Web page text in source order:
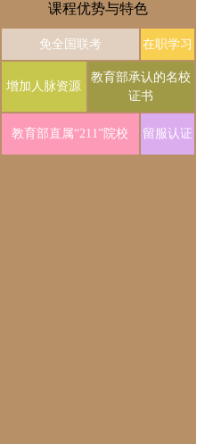
课程优势与特色
免全国联考 在职学习
增加人脉资源
教育部承认的名校
证书
教育部直属“211”院校 留服认证